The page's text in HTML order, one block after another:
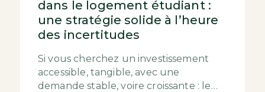
dans le logement étudiant :
une stratégie solide à l’heure
des incertitudes
Si vous cherchez un investissement
accessible, tangible, avec une
demande stable, voire croissante : le